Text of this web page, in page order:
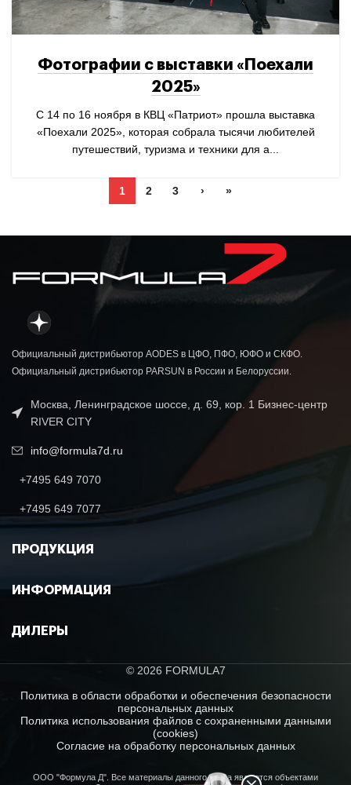
Фотографии с выставки «Поехали
2025»
С 14 по 16 ноября в КВЦ «Патриот» прошла выставка
«Поехали 2025», которая собрала тысячи любителей
путешествий, туризма и техники для а...
1 2 3 › »
Официальный дистрибьютор AODES в ЦФО, ПФО, ЮФО и СКФО.
Официальный дистрибьютор PARSUN в России и Белоруссии.
Москва, Ленинградское шоссе, д. 69, кор. 1 Бизнес-центр
RIVER CITY
info@formula7d.ru
+7495 649 7070
+7495 649 7077
ПРОДУКЦИЯ
ИНФОРМАЦИЯ
ДИЛЕРЫ
© 2026 FORMULA7
Политика в области обработки и обеспечения безопасности
персональных данных
Политика использования файлов с сохраненными данными
(cookies)
Согласие на обработку персональных данных
ООО "Формула Д". Все материалы данного сайта являются объектами